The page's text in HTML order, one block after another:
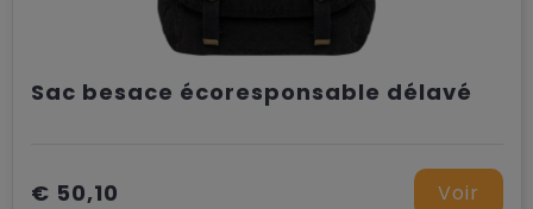
Sac besace écoresponsable délavé
€ 50,10 Voir